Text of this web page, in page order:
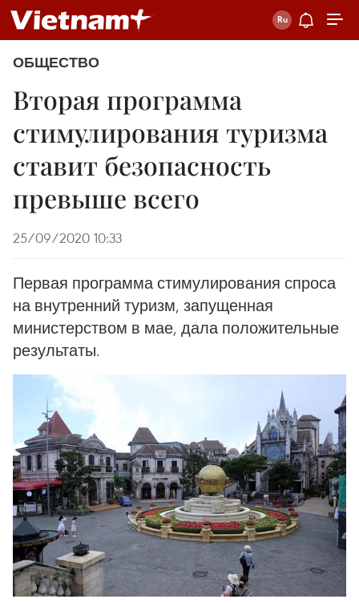
ОБЩЕСТВО
Вторая программа
стимулирования туризма
ставит безопасность
превыше всего
25/09/2020 10:33
Первая программа стимулирования спроса
на внутренний туризм, запущенная
министерством в мае, дала положительные
результаты.